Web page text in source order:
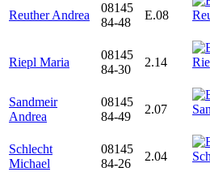
Reuther Andrea
08145
84-48
E.08
Riepl Maria
08145
84-30
2.14
Sandmeir
Andrea
08145
84-49
2.07
Schlecht
Michael
08145
84-26
2.04